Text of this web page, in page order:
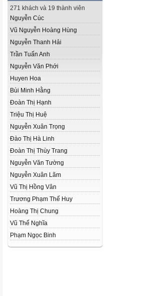
271 khách và 19 thành viên
Nguyễn Cúc
Vũ Nguyễn Hoàng Hùng
Nguyễn Thanh Hải
Trần Tuấn Anh
Nguyễn Văn Phới
Huyen Hoa
Bùi Minh Hằng
Đoàn Thị Hạnh
Triệu Thị Huệ
Nguyễn Xuân Trọng
Đào Thị Hà Linh
Đoàn Thị Thùy Trang
Nguyễn Văn Tường
Nguyễn Xuân Lãm
Vũ Thị Hồng Vân
Trương Phạm Thế Huy
Hoàng Thị Chung
Vũ Thế Nghĩa
Phạm Ngọc Binh